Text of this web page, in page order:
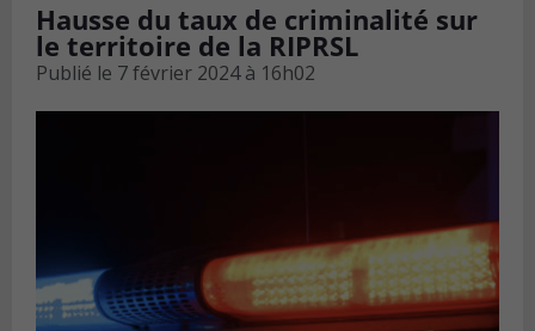
Hausse du taux de criminalité sur
le territoire de la RIPRSL
Publié le 7 février 2024 à 16h02